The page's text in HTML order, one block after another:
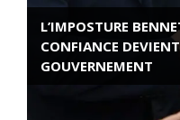
L’IMPOSTURE
CONFIANCE
GOUVERNEMENT